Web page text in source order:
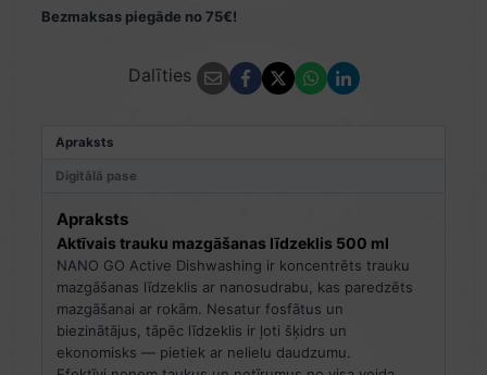
līdzeklis
daudzums
Bezmaksas piegāde no 75€!
Dalīties
Apraksts
Digitālā pase
Apraksts
Aktīvais trauku mazgāšanas līdzeklis 500 ml
NANO GO Active Dishwashing ir koncentrēts trauku
mazgāšanas līdzeklis ar nanosudrabu, kas paredzēts
mazgāšanai ar rokām. Nesatur fosfātus un
biezinātājus, tāpēc līdzeklis ir ļoti šķidrs un
ekonomisks — pietiek ar nelielu daudzumu.